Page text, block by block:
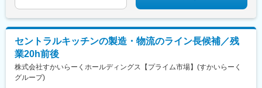
セントラルキッチンの製造・物流のライン長候補／残
業20h前後
株式会社すかいらーくホールディングス【プライム市場】(すかいらーく
グループ)